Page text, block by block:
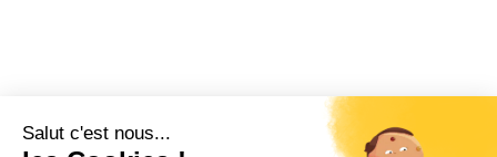
Salut c'est nous...